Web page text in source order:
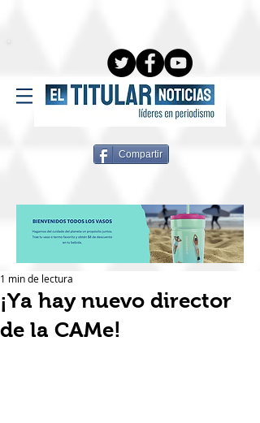
Compartir
¡Ya hay nuevo director
de la CAMe!
1 min de lectura